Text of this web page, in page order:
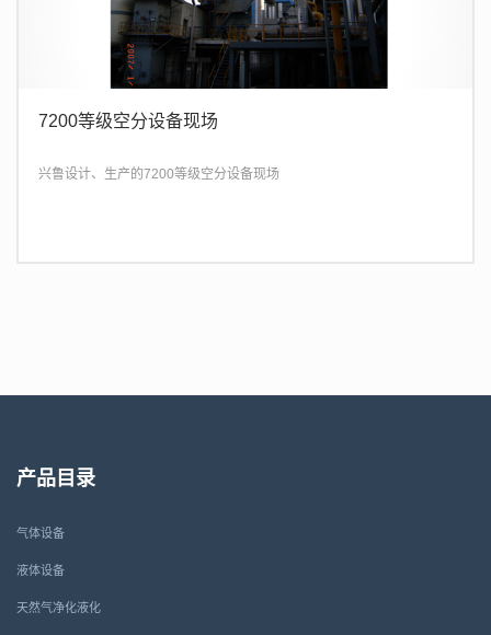
7200等级空分设备现场
兴鲁设计、生产的7200等级空分设备现场
产品目录
气体设备
液体设备
天然气净化液化